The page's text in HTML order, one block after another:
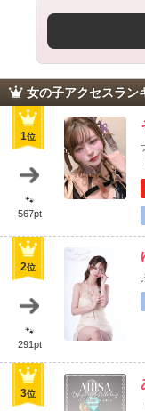
女の子アクセスラン
1位
🐾
567pt
2位
🐾
291pt
3位
LINE
甲信越
関東
中四国
沖縄